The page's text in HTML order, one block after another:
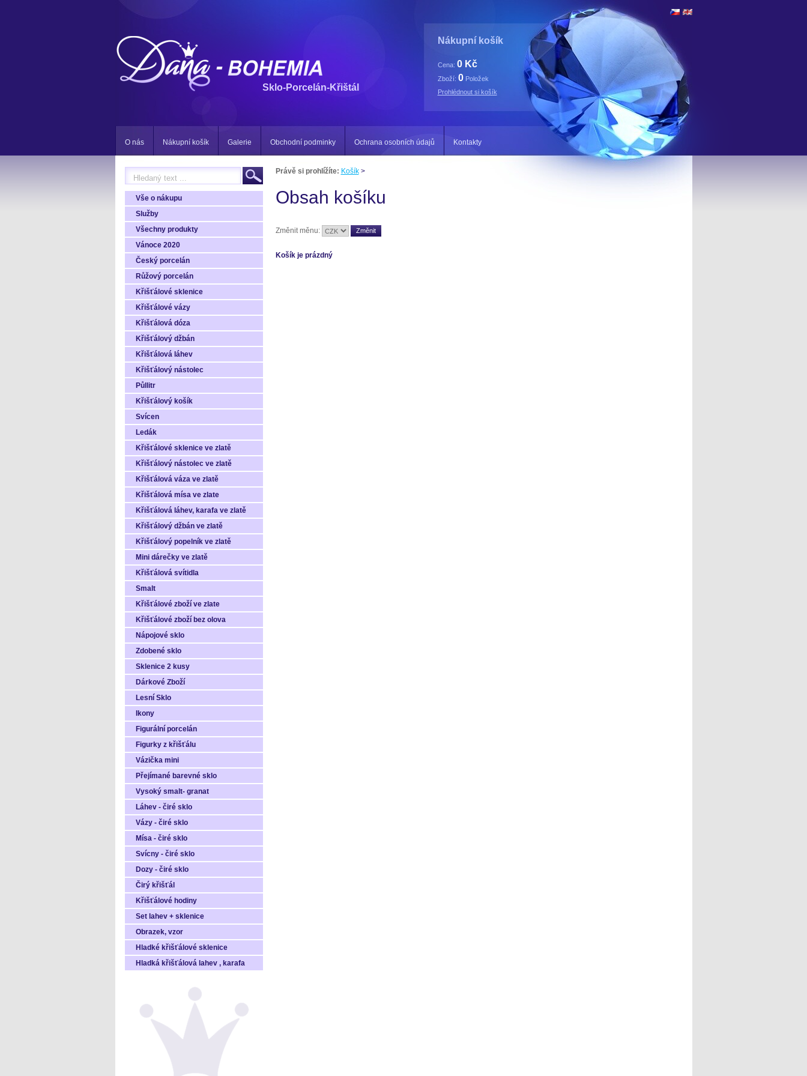
Sklo-Porcelán-Křištál
Nákupní košík
Cena: 0 Kč
Zboží: 0Položek
Prohlédnout si košík
O nás Nákupní košík Galerie Obchodní podminky Ochrana osobních údajů Kontakty
Vše o nákupu
Služby
Všechny produkty
Vánoce 2020
Český porcelán
Růžový porcelán
Křišťálové sklenice
Křišťálové vázy
Křišťálová dóza
Křišťálový džbán
Křišťálová láhev
Křišťálový nástolec
Půllitr
Křišťálový košík
Svícen
Ledák
Křišťálové sklenice ve zlatě
Křišťálový nástolec ve zlatě
Křišťálová váza ve zlatě
Křišťálová mísa ve zlate
Křišťálová láhev, karafa ve zlatě
Křišťálový džbán ve zlatě
Křišťálový popelník ve zlatě
Mini dárečky ve zlatě
Křišťálová svítidla
Smalt
Křišťálové zboží ve zlate
Křišťálové zboží bez olova
Nápojové sklo
Zdobené sklo
Sklenice 2 kusy
Dárkové Zboží
Lesní Sklo
Ikony
Figurální porcelán
Figurky z křišťálu
Vázička mini
Přejímané barevné sklo
Vysoký smalt- granat
Láhev - čiré sklo
Vázy - čiré sklo
Mísa - čiré sklo
Svícny - čiré sklo
Dozy - čiré sklo
Čirý křišťál
Křišťálové hodiny
Set lahev + sklenice
Obrazek, vzor
Hladké křišťálové sklenice
Hladká křišťálová lahev , karafa
Právě si prohlížíte: Košík>
Obsah košíku
Změnit měnu:
Košík je prázdný